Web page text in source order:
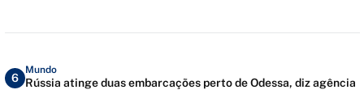
6
Mundo
Rússia atinge duas embarcações perto de Odessa, diz agência